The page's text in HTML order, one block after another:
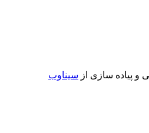
و پیاده سازی از سیناوب